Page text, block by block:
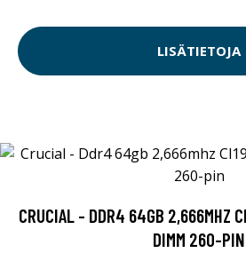
LISÄTIETOJA
CRUCIAL - DDR4 64GB 2,666MHZ
DIMM 260-PIN